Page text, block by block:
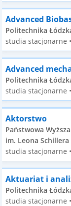
Advanced
Politechnika
studia stacjonarne
Advanced
Politechnika
studia stacjonarne
Aktorstwo
Państwowa
im. Leona
studia stacjonarne
Aktuariat i
Politechnika
studia stacjonarne